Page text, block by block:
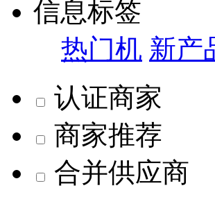
信息标签
热门机 新产
认证商家
商家推荐
合并供应商